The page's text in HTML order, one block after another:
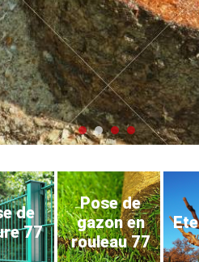
de
77
Pose de
gazon en
rouleau 77